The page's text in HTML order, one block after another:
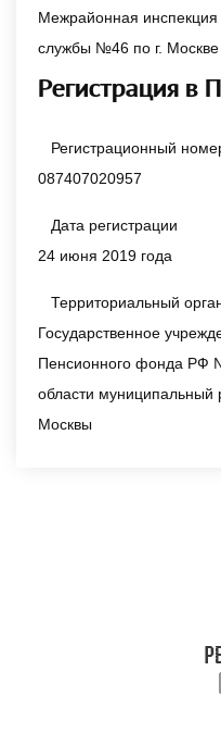
Межрайонная
службы №46 по г. Москве
Регистрация в
Регистрационный
087407020957
Дата регистрации
24 июня 2019 года
Территориальный
Государственное
Пенсионного фонда РФ
области муниципальный
Москвы